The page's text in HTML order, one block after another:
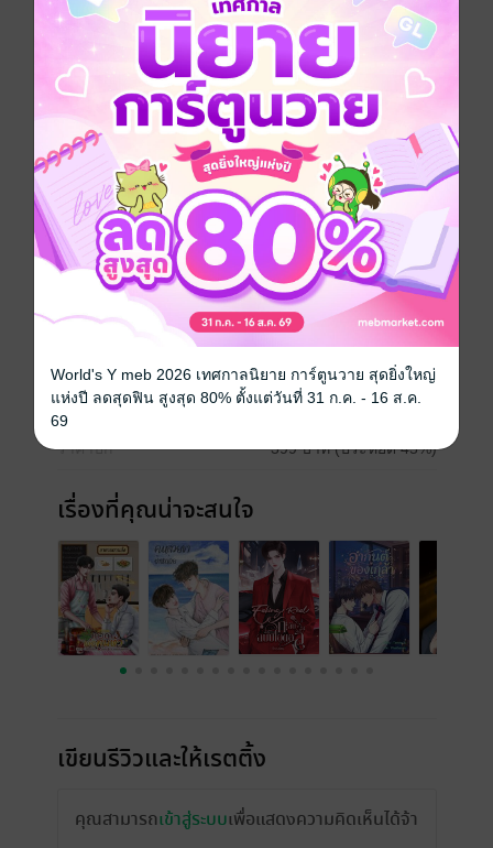
"พูดเป็นแค่คำเดียวเหรอ? อ๋อ ผมลืมไปว่าสมองคุณมีปัญหา
ทำให้ไม่รู้ว่าอะไรควรไม่ควร แต่ถ้าจะพูดให้ถูกคุณไม่ต่าง
อะไรจากพวกที่ร่านเอาไม่เลือก และชอบให้ท่าผู้ชาย...ผม
ไม่น่าโง่เปิดใจให้ผู้ชายท้องได้อย่างคุณเลย เพราะว่า
สุดท้ายก็สันดานต่ำเหมือนกันทุกคน"
***ซื้อผ่านเว็บถูกกว่า***
Boy love / Yaoi ดรามา โรแมนติก แอบรัก
Mpreg
ประเภทไฟล์ pdf, epub(สารบัญ)
24 ตุลาคม 2567
ความยาว 241 หน้า (≈ 67,401 คำ)
ราคาปก 399 บาท (ประหยัด 45%)
เรื่องที่คุณน่าจะสนใจ
เขียนรีวิวและให้เรตติ้ง
คุณสามารถเข้าสู่ระบบเพื่อแสดงความคิดเห็นได้จ้า
World's Y meb 2026 เทศกาลนิยาย การ์ตูนวาย สุดยิ่งใหญ่
แห่งปี ลดสุดฟิน สูงสุด 80% ตั้งแต่วันที่ 31 ก.ค. - 16 ส.ค.
69